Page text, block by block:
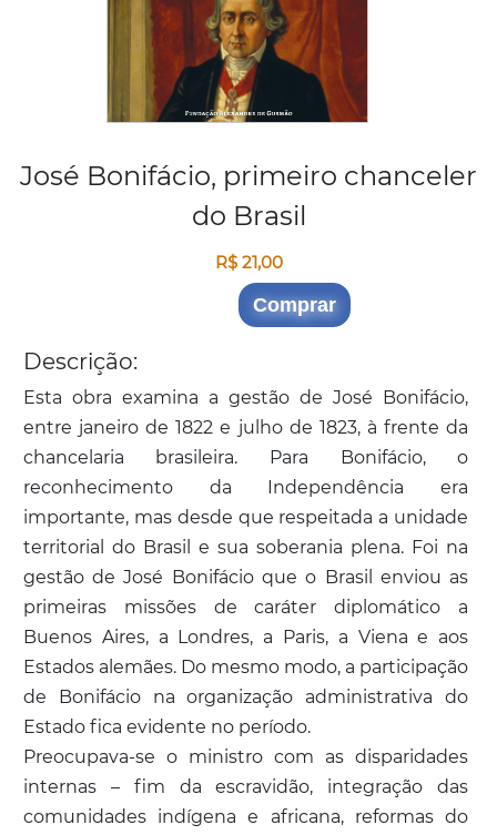
José Bonifácio, primeiro chanceler
do Brasil
R$ 21,00
Comprar
Descrição:
Esta obra examina a gestão de José Bonifácio,
entre janeiro de 1822 e julho de 1823, à frente da
chancelaria brasileira. Para Bonifácio, o
reconhecimento da Independência era
importante, mas desde que respeitada a unidade
territorial do Brasil e sua soberania plena. Foi na
gestão de José Bonifácio que o Brasil enviou as
primeiras missões de caráter diplomático a
Buenos Aires, a Londres, a Paris, a Viena e aos
Estados alemães. Do mesmo modo, a participação
de Bonifácio na organização administrativa do
Estado fica evidente no período.
Preocupava-se o ministro com as disparidades
internas – fim da escravidão, integração das
comunidades indígena e africana, reformas do